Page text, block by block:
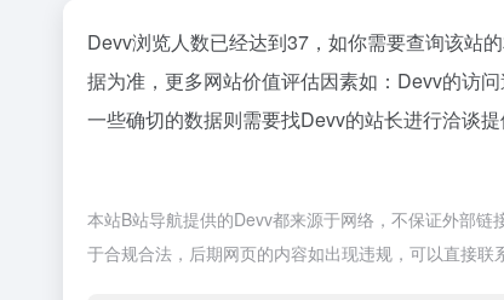
Devv浏览人数已经达到37，如你需要查询该站
据为准，更多网站价值评估因素如：Devv的访
一些确切的数据则需要找Devv的站长进行洽谈
本站B站导航提供的Devv都来源于网络，不保证外部
于合规合法，后期网页的内容如出现违规，可以直接联